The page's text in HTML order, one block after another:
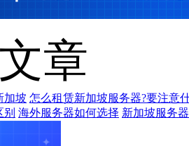
章
加坡 怎么租赁新加坡服务器?要注意
海外服务器如何选择 新加坡服务